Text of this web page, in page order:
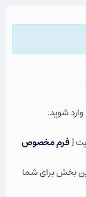
شويد.
[فرم مخصوص
بخش برای شما